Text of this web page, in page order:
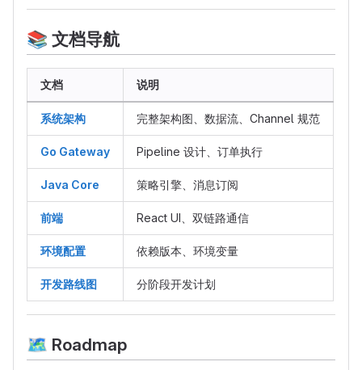
    PG[("🐘 PostgreSQL")]
    FE["🖥️ Frontend"]
    Binance -->|"WS"| Go
    Go -->|"PUBLISH"| Redis
    Redis -->|"SUBSCRIBE"| Java
    Java --> PG
    FE <--> Java
📚 文档导航
文档 说明
系统架构 完整架构图、数据流、Channel 规范
Go Gateway Pipeline 设计、订单执行
Java Core 策略引擎、消息订阅
前端 React UI、双链路通信
环境配置 依赖版本、环境变量
开发路线图 分阶段开发计划
🗺 ️ Roadmap